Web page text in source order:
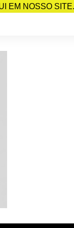
EM NOSSO